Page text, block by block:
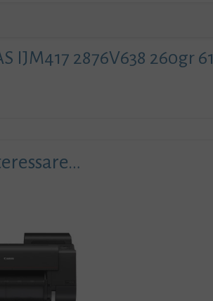
IJM417 2876V638 260gr